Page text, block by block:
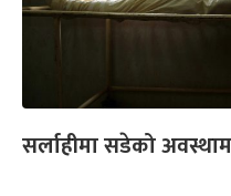
सर्लाहीमा सडेको